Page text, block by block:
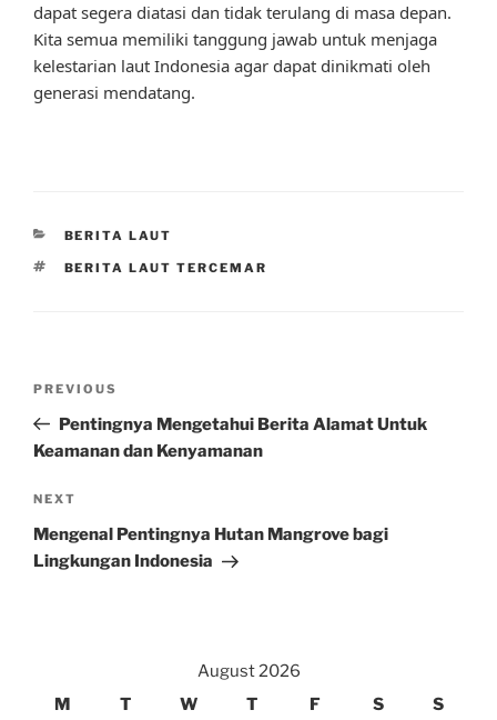
dapat segera diatasi dan tidak terulang di masa depan.
Kita semua memiliki tanggung jawab untuk menjaga
kelestarian laut Indonesia agar dapat dinikmati oleh
generasi mendatang.
CATEGORIES
BERITA LAUT
TAGS
BERITA LAUT TERCEMAR
Previous
Post
PREVIOUS
Pentingnya Mengetahui Berita Alamat Untuk
Keamanan dan Kenyamanan
Next
Post
NEXT
Mengenal Pentingnya Hutan Mangrove bagi
Lingkungan Indonesia
August 2026
M
T W T F S S